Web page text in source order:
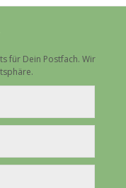
für Dein Postfach. Wir